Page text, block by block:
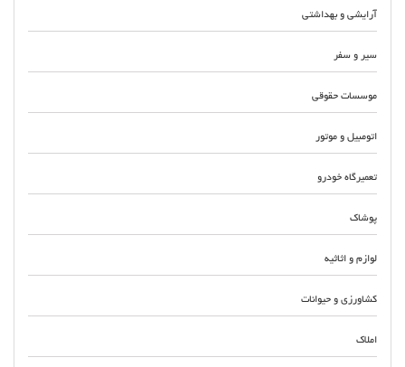
آرایشی و بهداشتی
سیر و سفر
موسسات حقوقی
اتومبیل و موتور
تعمیرگاه خودرو
پوشاک
لوازم و اثاثیه
کشاورزی و حیوانات
املاک